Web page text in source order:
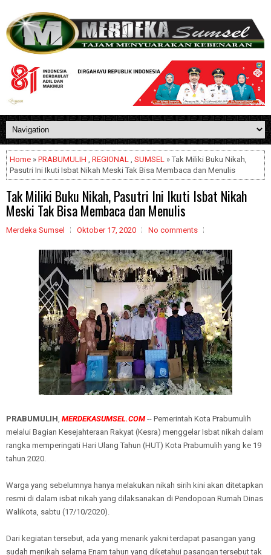
Home » PRABUMULIH , REGIONAL , SUMSEL » Tak Miliki Buku Nikah,
Pasutri Ini Ikuti Isbat Nikah Meski Tak Bisa Membaca dan Menulis
Tak Miliki Buku Nikah, Pasutri Ini Ikuti Isbat Nikah
Meski Tak Bisa Membaca dan Menulis
Merdeka Sumsel Oktober 17, 2020 No comments
PRABUMULIH, MERDEKASUMSEL.COM -- Pemerintah Kota Prabumulih
melalui Bagian Kesejahteraan Rakyat (Kesra) menggelar Isbat nikah dalam
rangka memperingati Hari Ulang Tahun (HUT) Kota Prabumulih yang ke 19
tahun 2020.
Warga yang sebelumnya hanya melakukan nikah sirih kini akan ditetapkan
resmi di dalam isbat nikah yang dilaksanakan di Pendopoan Rumah Dinas
Walikota, sabtu (17/10/2020).
Dari kegiatan tersebut, ada yang menarik yakni terdapat pasangan yang
sudah menikah selama Enam tahun yang diketahui pasangan tersebut tak